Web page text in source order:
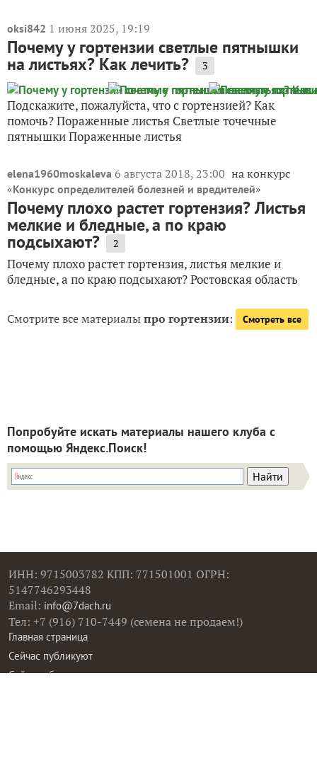
oksi842 1 июня 2025, 19:19
Почему у гортензии светлые пятнышки
на листьях? Как лечить? 3
Подскажите, пожалуйста, что с гортензией? Как
помочь? Пораженные листья Светлые точечные
пятнышки Пораженные листья
elena1960moskaleva 6 августа 2018, 23:00 на конкурс
«Конкурс определителей болезней и вредителей»
Почему плохо растет гортензия? Листья
мелкие и бледные, а по краю
подсыхают? 2
Почему плохо растет гортензия, листья мелкие и
бледные, а по краю подсыхают? Ростовская область
Смотрите все материалыпро гортензии: Смотреть все
Попробуйте искать материалы нашего клуба с
помощью Яндекс.Поиск!
ИНН: 9715003782 КПП: 771501001 ОГРН:
5147746293448
Email: info@7dach.ru
Тел: +7 (916) 710-7449 (семена не продаем!)
Главная страница
Сейчас публикуют
Сейчас обсуждают